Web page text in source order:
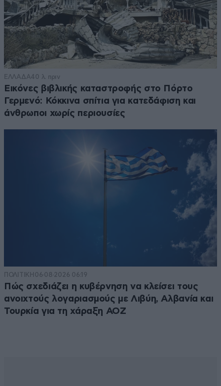
ΕΛΛΑΔΑ40 λ. πριν
Εικόνες βιβλικής καταστροφής στο Πόρτο
Γερμενό: Κόκκινα σπίτια για κατεδάφιση και
άνθρωποι χωρίς περιουσίες
ΠΟΛΙΤΙΚΗ 06·08·2026 06:19
Πώς σχεδιάζει η κυβέρνηση να κλείσει τους
ανοιχτούς λογαριασμούς με Λιβύη, Αλβανία και
Τουρκία για τη χάραξη ΑΟΖ